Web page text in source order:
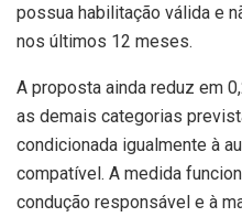
possua habilitação válida e
nos últimos 12 meses.
A proposta ainda reduz em
as demais categorias
condicionada igualmente à
compatível. A medida
condução responsável e à